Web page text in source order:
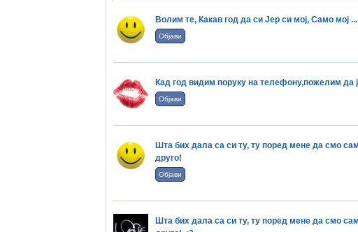
Волим те, Какав год да си Јер си мој, Само
Објави
Кад год видим поруку на телефону,пожелим да
Објави
Шта бих дала са си ту, ту поред мене да смо
друго!
Објави
Шта бих дала са си ту, ту поред мене да смо